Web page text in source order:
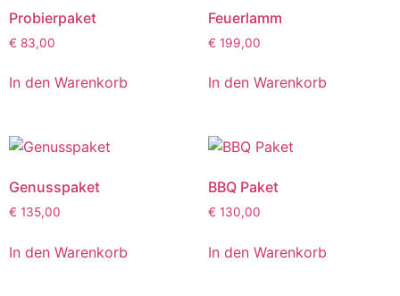
Probierpaket
€ 83,00
In den Warenkorb
Feuerlamm
€ 199,00
In den Warenkorb
Genusspaket
€ 135,00
In den Warenkorb
BBQ Paket
€ 130,00
In den Warenkorb